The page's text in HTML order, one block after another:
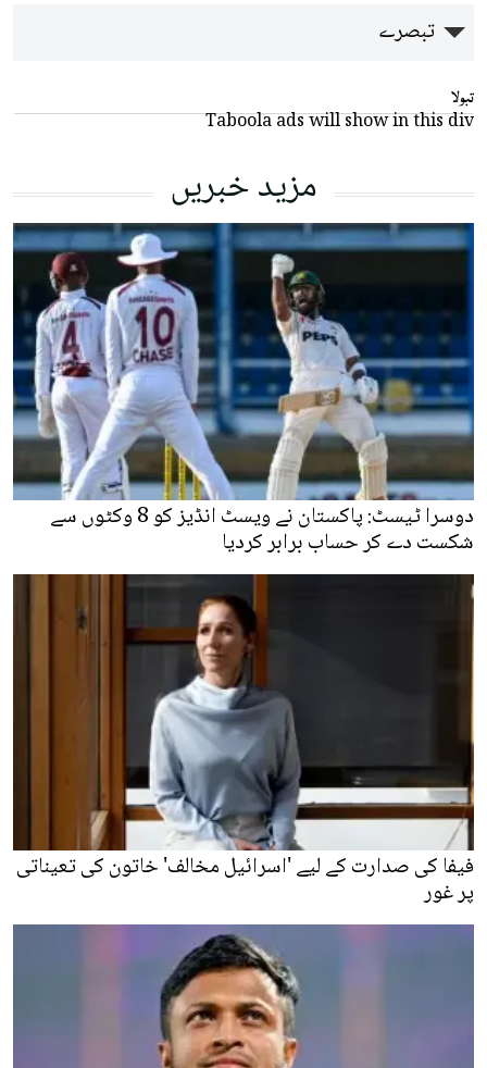
تبصرے
تبولا
Taboola ads will show in this div
مزید خبریں
دوسرا ٹیسٹ: پاکستان نے ویسٹ انڈیز کو 8 وکٹوں سے
شکست دے کر حساب برابر کردیا
فیفا کی صدارت کے لیے 'اسرائیل مخالف' خاتون کی تعیناتی
پر غور